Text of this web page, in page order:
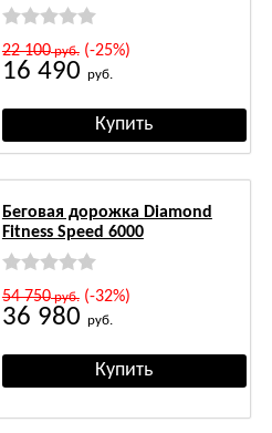
22 100руб.(-25%)
16 490 руб.
Беговая дорожка Diamond
Fitness Speed 6000
54 750руб.(-32%)
36 980 руб.